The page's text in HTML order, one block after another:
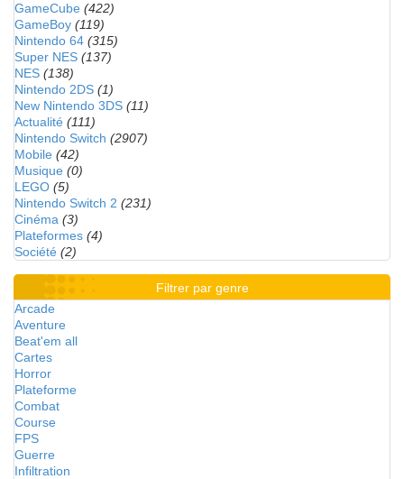
GameCube (422)
GameBoy (119)
Nintendo 64 (315)
Super NES (137)
NES (138)
Nintendo 2DS (1)
New Nintendo 3DS (11)
Actualité (111)
Nintendo Switch (2907)
Mobile (42)
Musique (0)
LEGO (5)
Nintendo Switch 2 (231)
Cinéma (3)
Plateformes (4)
Société (2)
Filtrer par genre
Arcade
Aventure
Beat'em all
Cartes
Horror
Plateforme
Combat
Course
FPS
Guerre
Infiltration